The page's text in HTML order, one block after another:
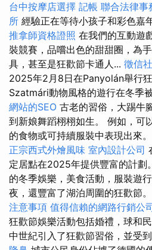
台中按摩店選擇 記帳 聯合法律事
所 經驗正在等待小孩子和彩色嘉
推拿師資格證照 在我們的互動遊
裝競賽，品嚐出色的甜甜圈，為
具，甚至是狂歡節卡通人... 徵信
2025年2月8日在Panyolán舉行狂
Szatmári動物風格的遊行在冬季
網站的SEO 古老的習俗，大踢牛
到新娘舞蹈栩栩如生。 例如，可
的食物或可持續服裝中表現出來。
正宗西式外燴風味 室內設計公司
定居點在2025年提供豐富的計劃
的冬季娛樂，美食活動，服裝遊
夜，還豐富了湖泊周圍的狂歡節。
注意事項 值得信賴的網路行銷公
狂歡節娛樂活動包括婚禮，球和
中世紀引入了狂歡節習俗，並受